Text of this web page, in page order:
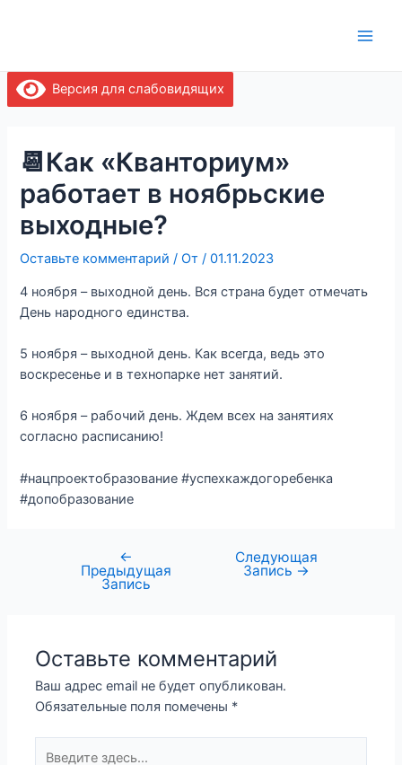
Версия для слабовидящих
📆Как «Кванториум»
работает в ноябрьские
выходные?
Оставьте комментарий / От/01.11.2023
4 ноября – выходной день. Вся страна будет отмечать
День народного единства.
5 ноября – выходной день. Как всегда, ведь это
воскресенье и в технопарке нет занятий.
6 ноября – рабочий день. Ждем всех на занятиях
согласно расписанию!
#нацпроектобразование #успехкаждогоребенка
#допобразование
←
Предыдущая
Запись
Следующая
Запись →
Оставьте комментарий
Ваш адрес email не будет опубликован.
Обязательные поля помечены *